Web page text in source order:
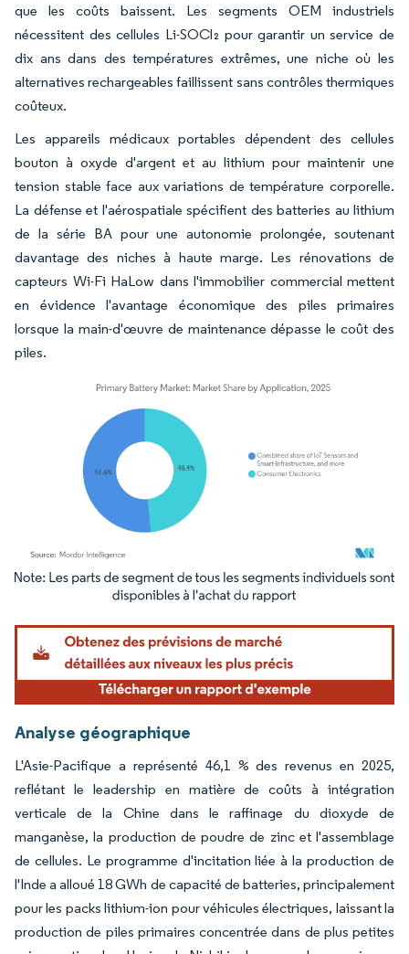
que les coûts baissent. Les segments OEM industriels
nécessitent des cellules Li-SOCl₂ pour garantir un service de
dix ans dans des températures extrêmes, une niche où les
alternatives rechargeables faillissent sans contrôles thermiques
coûteux.
Les appareils médicaux portables dépendent des cellules
bouton à oxyde d'argent et au lithium pour maintenir une
tension stable face aux variations de température corporelle.
La défense et l'aérospatiale spécifient des batteries au lithium
de la série BA pour une autonomie prolongée, soutenant
davantage des niches à haute marge. Les rénovations de
capteurs Wi-Fi HaLow dans l'immobilier commercial mettent
en évidence l'avantage économique des piles primaires
lorsque la main-d'œuvre de maintenance dépasse le coût des
piles.
Image © Mordor Intelligence. La réutilisation nécessite une attribution sous CC BY
Analyse géographique
L'Asie-Pacifique a représenté 46,1 % des revenus en 2025,
reflétant le leadership en matière de coûts à intégration
verticale de la Chine dans le raffinage du dioxyde de
manganèse, la production de poudre de zinc et l'assemblage
de cellules. Le programme d'incitation liée à la production de
l'Inde a alloué 18 GWh de capacité de batteries, principalement
pour les packs lithium-ion pour véhicules électriques, laissant la
production de piles primaires concentrée dans de plus petites